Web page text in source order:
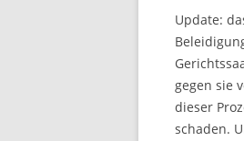
Update:
gegen sie
dieser
schaden.